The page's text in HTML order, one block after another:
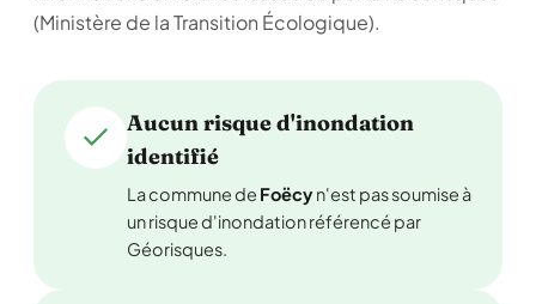
(Ministère de la Transition Écologique).
Aucun risque d'inondation
identifié
La commune de Foëcyn'est pas soumise à
un risque d'inondation référencé par
Géorisques.